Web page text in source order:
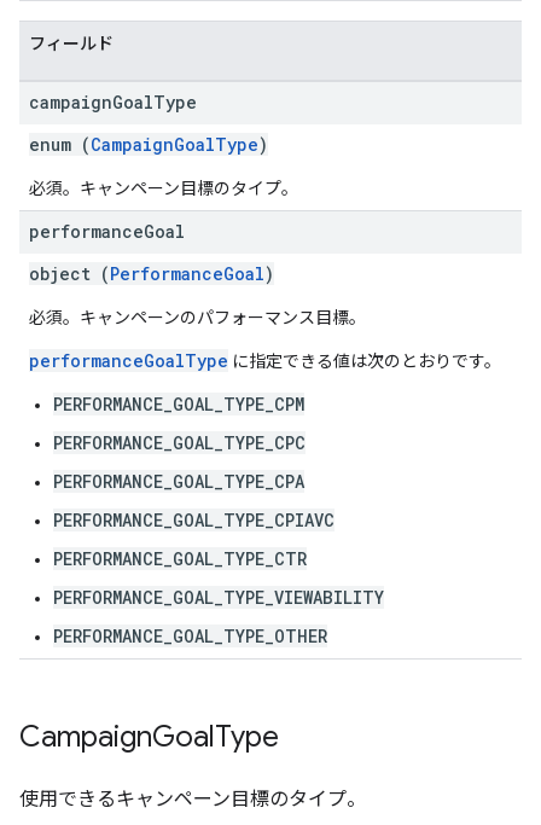
フィールド
campaignGoalType
enum (CampaignGoalType)
必須。キャンペーン目標のタイプ。
performanceGoal
object (PerformanceGoal)
必須。キャンペーンのパフォーマンス目標。
performanceGoalType に指定できる値は次のとおりです。
PERFORMANCE_GOAL_TYPE_CPM
PERFORMANCE_GOAL_TYPE_CPC
PERFORMANCE_GOAL_TYPE_CPA
PERFORMANCE_GOAL_TYPE_CPIAVC
PERFORMANCE_GOAL_TYPE_CTR
PERFORMANCE_GOAL_TYPE_VIEWABILITY
PERFORMANCE_GOAL_TYPE_OTHER
CampaignGoalType
使用できるキャンペーン目標のタイプ。